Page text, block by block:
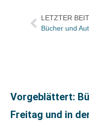
LETZTER
Vorgeblättert:
Freitag und in